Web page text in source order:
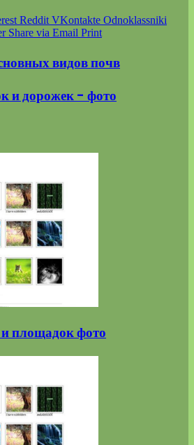
Reddit VKontakte Odnoklassniki
Share via Email Print
видов почв
и дорожек - фото
площадок фото